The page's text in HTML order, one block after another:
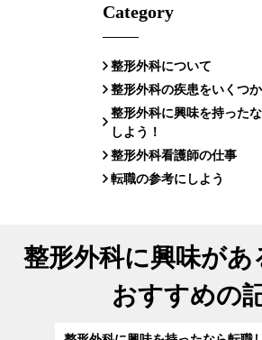
Category
整形外科について
整形外科の疾患をいくつ
整形外科に興味を持った
しよう！
整形外科看護師の仕事
転職の参考にしよう
整形外科に興味があ
おすすめの